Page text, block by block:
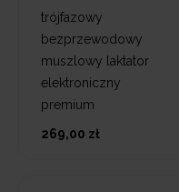
trójfazowy
bezprzewodowy
muszlowy laktator
elektroniczny
premium
269,00 zł